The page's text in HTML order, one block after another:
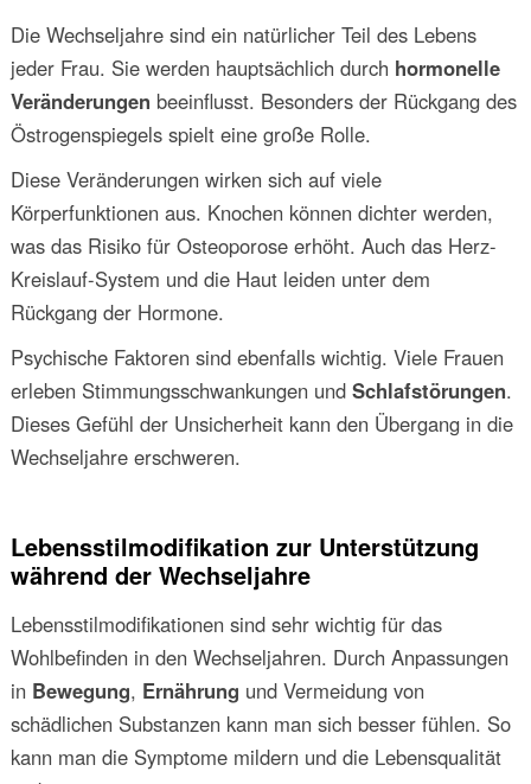
Die Wechseljahre sind ein natürlicher Teil des Lebens
jeder Frau. Sie werden hauptsächlich durch hormonelle
Veränderungen beeinflusst. Besonders der Rückgang des
Östrogenspiegels spielt eine große Rolle.
Diese Veränderungen wirken sich auf viele
Körperfunktionen aus. Knochen können dichter werden,
was das Risiko für Osteoporose erhöht. Auch das Herz-
Kreislauf-System und die Haut leiden unter dem
Rückgang der Hormone.
Psychische Faktoren sind ebenfalls wichtig. Viele Frauen
erleben Stimmungsschwankungen und Schlafstörungen.
Dieses Gefühl der Unsicherheit kann den Übergang in die
Wechseljahre erschweren.
Lebensstilmodifikation zur Unterstützung
während der Wechseljahre
Lebensstilmodifikationen sind sehr wichtig für das
Wohlbefinden in den Wechseljahren. Durch Anpassungen
in Bewegung, Ernährung und Vermeidung von
schädlichen Substanzen kann man sich besser fühlen. So
kann man die Symptome mildern und die Lebensqualität